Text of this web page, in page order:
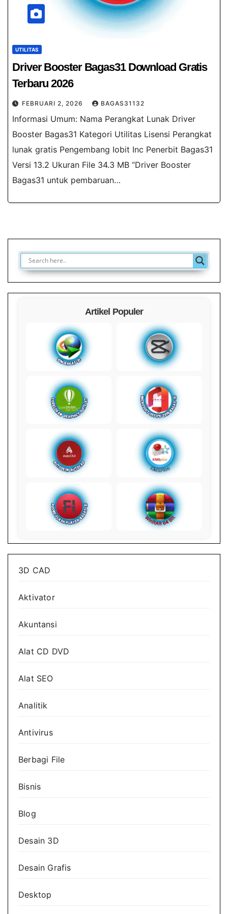
UTILITAS
Driver Booster Bagas31​ Download Gratis
Terbaru 2026
FEBRUARI 2, 2026 BAGAS31132
Informasi Umum: Nama Perangkat Lunak Driver
Booster Bagas31 Kategori Utilitas Lisensi Perangkat
lunak gratis Pengembang Iobit Inc Penerbit Bagas31
Versi 13.2 Ukuran File 34.3 MB “Driver Booster
Bagas31 untuk pembaruan…
Artikel Populer
3D CAD
Aktivator
Akuntansi
Alat CD DVD
Alat SEO
Analitik
Antivirus
Berbagi File
Bisnis
Blog
Desain 3D
Desain Grafis
Desktop